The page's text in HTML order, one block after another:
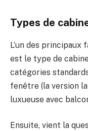
Types de
L’un des
est le type de
catégories
fenêtre (la version
luxueuse avec
Ensuite, vient la